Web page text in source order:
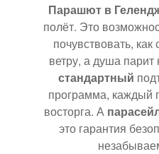
Парашют в
полёт. Это
почувствовать, как
ветру, а душа
стандартный
программа, каждый
восторга. А
это гарантия